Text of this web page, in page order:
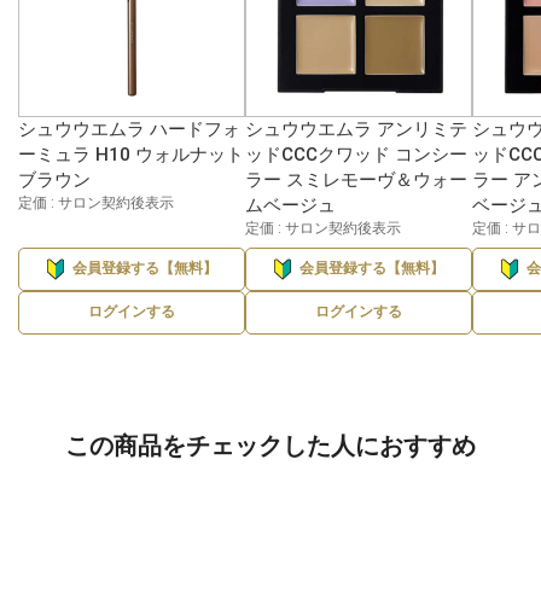
シュウウエムラ ハードフォ
ーミュラ H10 ウォルナット
ブラウン
定価 : サロン契約後表示
会員登録する【無料】
ログインする
シュウウエムラ アンリミテ
ッドCCCクワッド コンシー
ラー スミレモーヴ＆ウォー
ムベージュ
定価 : サロン契約後表示
会員登録する【無料】
ログインする
シュウ
ッド
ラー ア
ベージ
定価 : サ
この商品をチェックした人におすすめ